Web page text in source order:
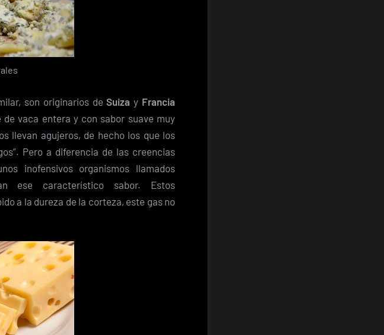
son originarios deSuiza y Francia
vaca entera y con sabor suave muy
llevan agujeros, de hecho los que los
Pero a diferencia de las creencias
inofensivos organismos llamados
ese característico sabor. Estos
a la dureza de la corteza, este gas no